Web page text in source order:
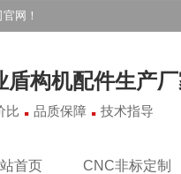
网！
盾构机配件生产
比 . 品质保障 . 技术指导
首页 CNC非标定制